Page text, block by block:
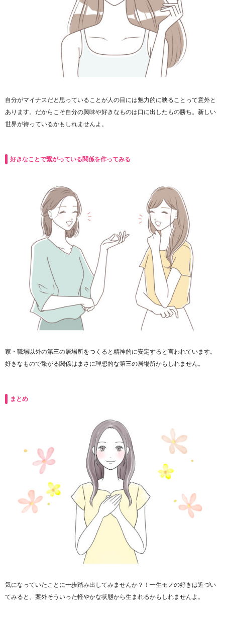
自分がマイナスだと思っていることが人の目には魅力的に映ることって意外と
あります。だからこそ自分の興味や好きなものは口に出したもの勝ち。新しい
世界が待っているかもしれませんよ。
好きなことで繋がっている関係を作ってみる
家・職場以外の第三の居場所をつくると精神的に安定すると言われています。
好きなもので繋がる関係はまさに理想的な第三の居場所かもしれません。
まとめ
気になっていたことに一歩踏み出してみませんか？！一生モノの好きは近づい
てみると、案外そういった軽やかな状態から生まれるかもしれませんよ。